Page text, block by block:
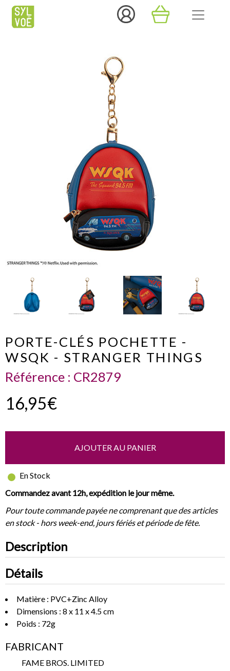
PORTE-CLÉS POCHETTE -
WSQK - STRANGER THINGS
Référence : CR2879
16,95€
AJOUTER AU PANIER
En Stock
Commandez avant 12h, expédition le jour même.
Pour toute commande payée ne comprenant que des articles
en stock - hors week-end, jours fériés et période de fête.
Description
Détails
Matière : PVC+Zinc Alloy
Dimensions : 8 x 11 x 4.5 cm
Poids : 72g
FABRICANT
FAME BROS. LIMITED